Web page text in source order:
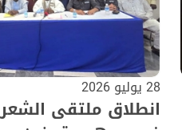
28 يوليو 2026
انطلاق ملتقى